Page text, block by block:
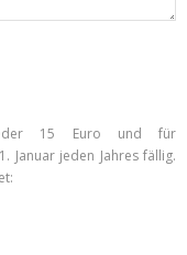
15 Euro und für
Januar jeden Jahres fällig.